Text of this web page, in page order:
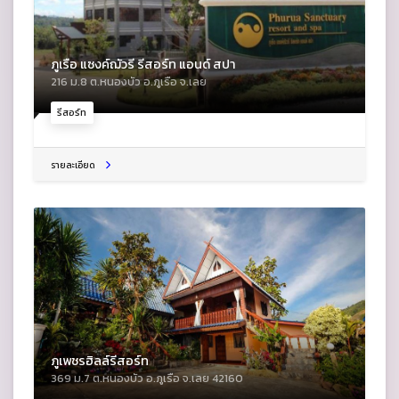
รีสอร์ท
ภูเรือ แซงค์ฌัวรี รีสอร์ท แอนด์ สปา
216 ม.8 ต.หนองบัว อ.ภูเรือ จ.เลย
รายละเอียด
ภูเพชรฮิลล์รีสอร์ท
369 ม.7 ต.หนองบัว อ.ภูเรือ จ.เลย 42160